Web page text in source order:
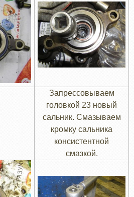
Запрессовываем
головкой 23 новый
сальник. Смазываем
кромку сальника
консистентной
смазкой.